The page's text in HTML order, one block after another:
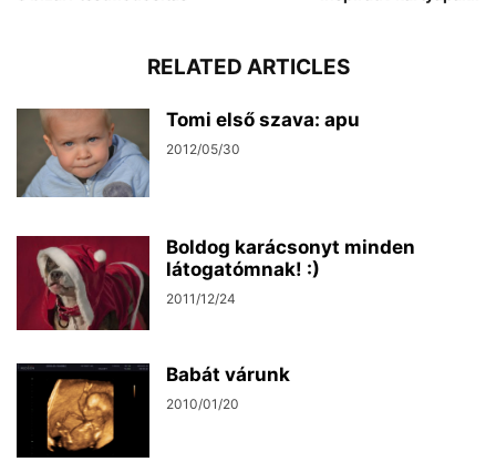
RELATED ARTICLES
Tomi első szava: apu
2012/05/30
Boldog karácsonyt minden
látogatómnak! :)
2011/12/24
Babát várunk
2010/01/20